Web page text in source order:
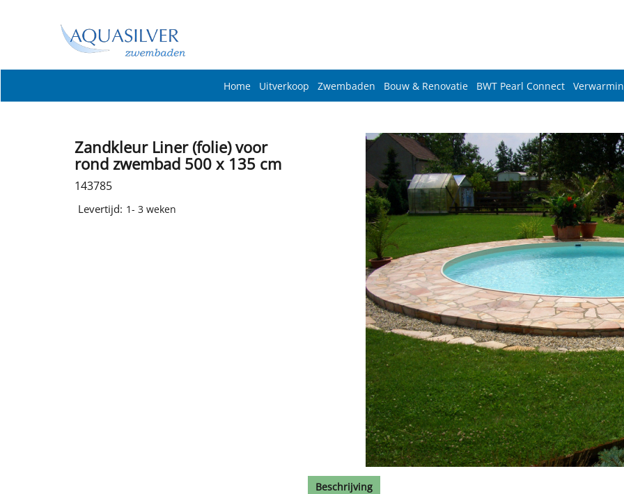
Home Uitverkoop Zwembaden Bouw & Renovatie BWT Pearl Connect
Zandkleur Liner (folie) voor
rond zwembad 500 x 135 cm
143785
Levertijd: 1- 3 weken
Beschrijving